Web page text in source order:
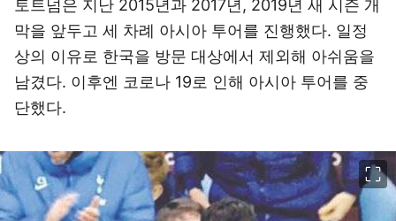
토트넘은 지난 2015년과 2017년, 2019년 새 시즌 개
막을 앞두고 세 차례 아시아 투어를 진행했다. 일정
상의 이유로 한국을 방문 대상에서 제외해 아쉬움을
남겼다. 이후엔 코로나 19로 인해 아시아 투어를 중
단했다.